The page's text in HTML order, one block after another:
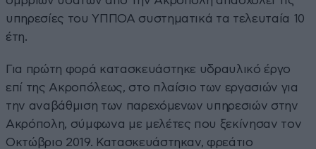
υπηρεσίες του ΥΠΠΟΑ συστηματικά τα τελευταία 10
έτη.
Για πρώτη φορά κατασκευάστηκε υδραυλικό έργο
επί της Ακροπόλεως, στο πλαίσιο των εργασιών για
την αναβάθμιση των παρεχόμενων υπηρεσιών στην
Ακρόπολη, σύμφωνα με μελέτες που ξεκίνησαν τον
Οκτώβριο 2019. Κατασκευάστηκαν, φρεάτιο